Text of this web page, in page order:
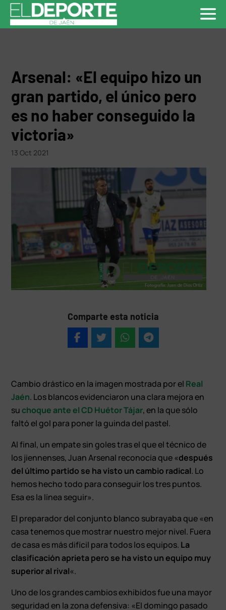
Arsenal: «El equipo hizo un
gran partido, el único pero
es no haber conseguido la
victoria»
13 Oct 2021
Comparte esta noticia
Cambio drástico en la imagen mostrada por el Real
Jaén. Los blancos evidenciaron una clara mejora en
suchoque ante el CD Huétor Tájar, en la que sólo
faltó el gol para poner la guinda del pastel.
Al final, un empate sin goles tras el que el técnico de
los jiennenses, Juan Arsenal reconocía que «después
del último partido se ha visto un cambio radical. Lo
hemos hecho todo para conseguir los tres puntos.
Esa es la línea seguir».
El preparador del conjunto blanco subrayaba que «en
casa tenemos que mostrar nuestro mejor nivel. Fuera
de casa es más difícil para todos los equipos. La
clasificación aprieta pero se ha visto un equipo muy
superior al rival«.
Uno de los grandes cambios exhibidos fue una mayor
seguridad en la zona defensiva: «El domingo pasado